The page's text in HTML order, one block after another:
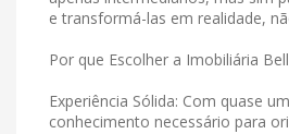
e transformá-las em realidade,
Por que Escolher a Imobiliária
Experiência Sólida: Com quase
conhecimento necessário para